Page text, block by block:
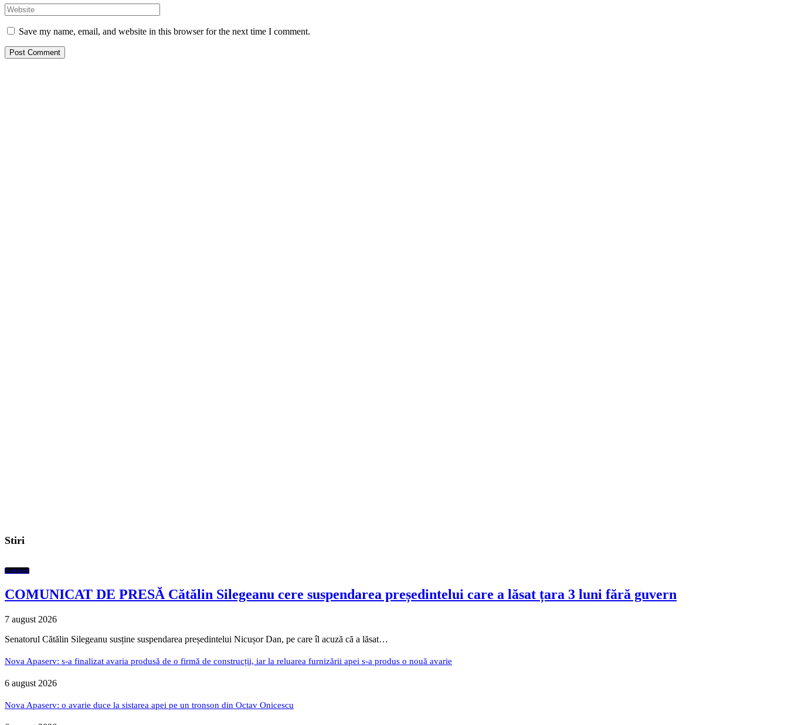
Save my name, email, and website in this browser for the next time I comment.
Stiri
Featured
COMUNICAT DE PRESĂ Cătălin Silegeanu cere suspendarea președintelui care a lăsat țara 3 luni fără guvern
7 august 2026
Senatorul Cătălin Silegeanu susține suspendarea președintelui Nicușor Dan, pe care îl acuză că a lăsat…
Nova Apaserv: s-a finalizat avaria produsă de o firmă de construcții, iar la reluarea furnizării apei s-a produs o nouă avarie
6 august 2026
Nova Apaserv: o avarie duce la sistarea apei pe un tronson din Octav Onicescu